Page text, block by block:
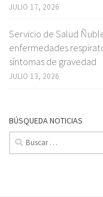
JULIO 17, 2026
Servicio de Salud
enfermedades
síntomas de gravedad
JULIO 13, 2026
BÚSQUEDA NOTICIAS
Buscar: